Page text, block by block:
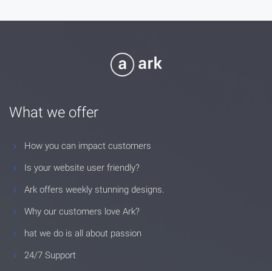
What we offer
How you can impact customers
Is your website user friendly?
Ark offers weekly stunning designs.
Why our customers love Ark?
hat we do is all about passion
24/7 Support